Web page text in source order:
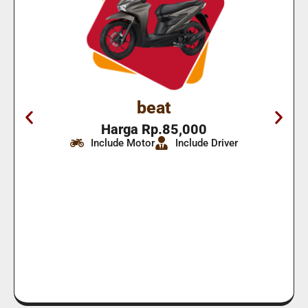
beat
Harga Rp.85,000
Include Motor Include Driver